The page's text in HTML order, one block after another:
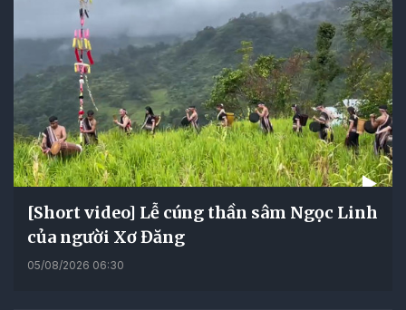
[Short video] Lễ cúng thần sâm Ngọc Linh
của người Xơ Đăng
05/08/2026 06:30